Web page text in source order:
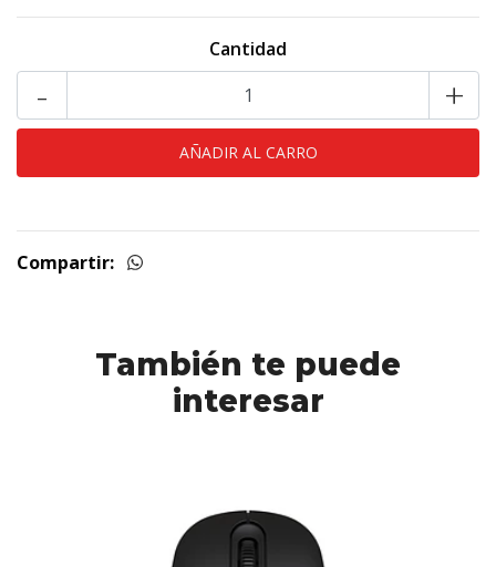
Cantidad
- +
Compartir:
También te puede
interesar